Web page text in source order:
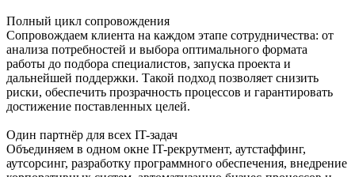
Полный цикл сопровождения
Сопровождаем клиента на каждом этапе сотрудничества: от
анализа потребностей и выбора оптимального формата
работы до подбора специалистов, запуска проекта и
дальнейшей поддержки. Такой подход позволяет снизить
риски, обеспечить прозрачность процессов и гарантировать
достижение поставленных целей.
Один партнёр для всех IT-задач
Объединяем в одном окне IT-рекрутмент, аутстаффинг,
аутсорсинг, разработку программного обеспечения, внедрение